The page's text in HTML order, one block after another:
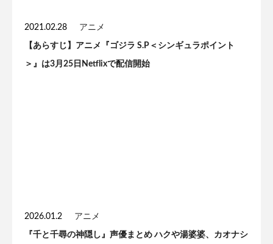
2021.02.28 アニメ
【あらすじ】アニメ『ゴジラ S.P＜シンギュラポイント
＞』は3月25日Netflixで配信開始
2026.01.2 アニメ
『千と千尋の神隠し』声優まとめ ハクや湯婆婆、カオナシ